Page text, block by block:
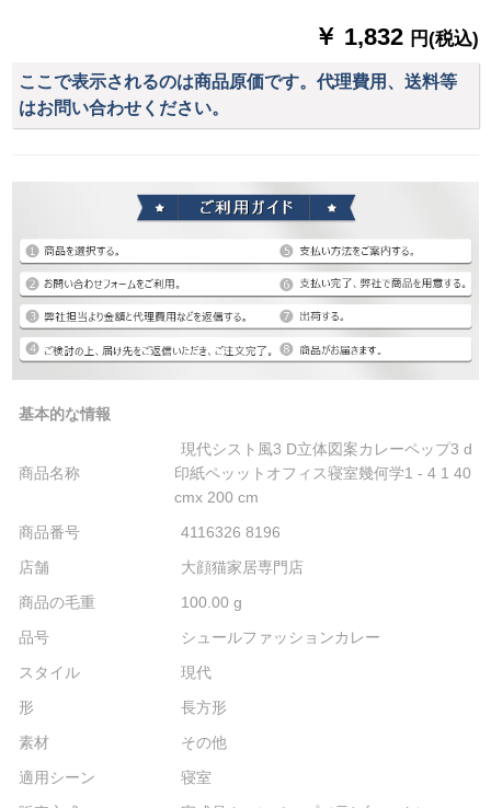
￥ 1,832 円(税込)
ここで表示されるのは商品原価です。代理費用、送料等
はお問い合わせください。
基本的な情報
商品名称
現代シスト風3 D立体図案カレーペップ3 d
印紙ペッットオフィス寝室幾何学1 - 4 1 40
cmx 200 cm
商品番号
4116326 8196
店舗
大顔猫家居専門店
商品の毛重
100.00 g
品号
シュールファッションカレー
スタイル
現代
形
長方形
素材
その他
適用シーン
寝室